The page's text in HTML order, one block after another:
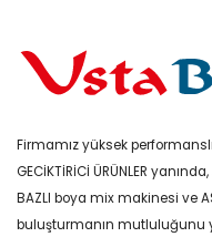
Firmamız yüksek
GECİKTİRİCİ ÜRÜNLER
BAZLI boya mix makinesi ve
buluşturmanın mutluluğunu